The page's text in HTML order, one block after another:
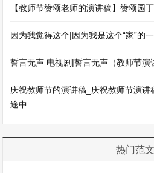
【教师节赞颂老师的演讲稿】赞颂园
因为我觉得这个|因为我是这个“家”的
誓言无声 电视剧|誓言无声（教师节演
庆祝教师节的演讲稿_庆祝教师节演
途中
热门范文